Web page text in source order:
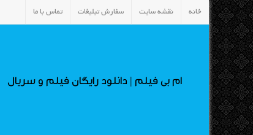
خانه نقشه سایت سفارش تبلیغات تماس با ما
ام بی فیلم | دانلود رایگان فیلم و سریال